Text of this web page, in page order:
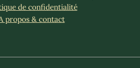
de confidentialité
propos & contact